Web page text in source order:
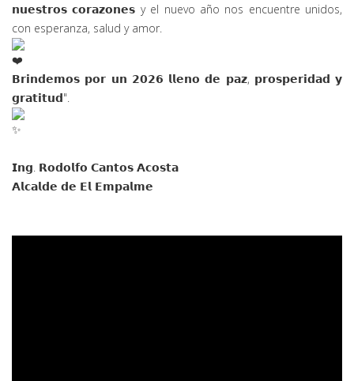
𝗻𝘂𝗲𝘀𝘁𝗿𝗼𝘀 𝗰𝗼𝗿𝗮𝘇𝗼𝗻𝗲𝘀 y el nuevo año nos encuentre unidos,
con esperanza, salud y amor.
𝗕𝗿𝗶𝗻𝗱𝗲𝗺𝗼𝘀 𝗽𝗼𝗿 𝘂𝗻 𝟮𝟬𝟮𝟲 𝗹𝗹𝗲𝗻𝗼 𝗱𝗲 𝗽𝗮𝘇, 𝗽𝗿𝗼𝘀𝗽𝗲𝗿𝗶𝗱𝗮𝗱 𝘆
𝗴𝗿𝗮𝘁𝗶𝘁𝘂𝗱".
𝗜𝗻𝗴. 𝗥𝗼𝗱𝗼𝗹𝗳𝗼 𝗖𝗮𝗻𝘁𝗼𝘀 𝗔𝗰𝗼𝘀𝘁𝗮
𝗔𝗹𝗰𝗮𝗹𝗱𝗲 𝗱𝗲 𝗘𝗹 𝗘𝗺𝗽𝗮𝗹𝗺𝗲